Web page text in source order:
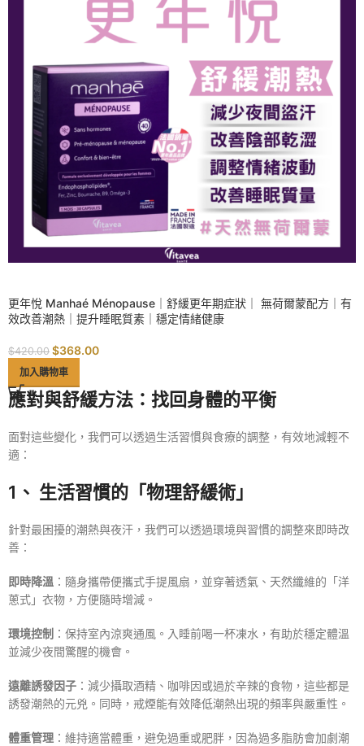
更年悅 Manhaé Ménopause｜舒緩更年期症狀｜ 無荷爾蒙配方｜有
效改善潮熱｜提升睡眠質素｜穩定情緒健康
$420.00 $368.00
加入購物車
應對與舒緩方法：找回身體的平衡
面對這些變化，我們可以透過生活習慣與食療的調整，有效地減輕不
適：
1、 生活習慣的「物理舒緩術」
針對最困擾的潮熱與夜汗，我們可以透過環境與習慣的調整來即時改
善：
即時降溫 ：隨身攜帶便攜式手提風扇，並穿著透氣、天然纖維的「洋
蔥式」衣物，方便隨時增減。
環境控制 ：保持室內涼爽通風。入睡前喝一杯凍水，有助於穩定體溫
並減少夜間驚醒的機會。
遠離誘發因子 ：減少攝取酒精、咖啡因或過於辛辣的食物，這些都是
誘發潮熱的元兇。同時，戒煙能有效降低潮熱出現的頻率與嚴重性。
體重管理 ：維持適當體重，避免過重或肥胖，因為過多脂肪會加劇潮